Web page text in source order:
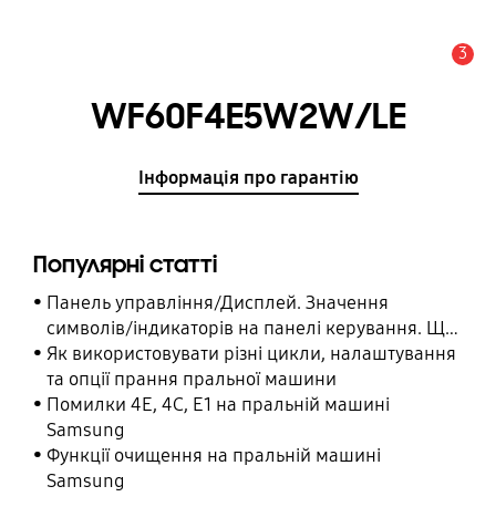
3
WF60F4E5W2W/LE
Інформація про гарантію
Популярні статті
Панель управління/Дисплей. Значення
символів/індикаторів на панелі керування. Що
означає символ/індикатор на панелі
керування.
Як використовувати різні цикли, налаштування
та опції прання пральної машини
Помилки 4E, 4C, E1 на пральній машині
Samsung
Функції очищення на пральній машині
Samsung